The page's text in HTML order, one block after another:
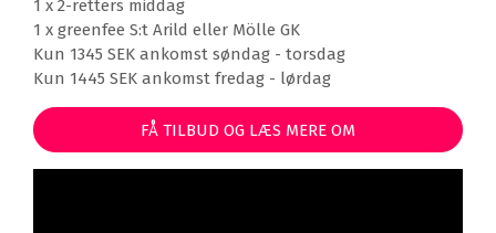
1 x 2-retters middag
1 x greenfee S:t Arild eller Mölle GK
Kun 1345 SEK ankomst søndag - torsdag
Kun 1445 SEK ankomst fredag - lørdag
FÅ TILBUD OG LÆS MERE OM
RUSTHÅLLARGÅRDEN